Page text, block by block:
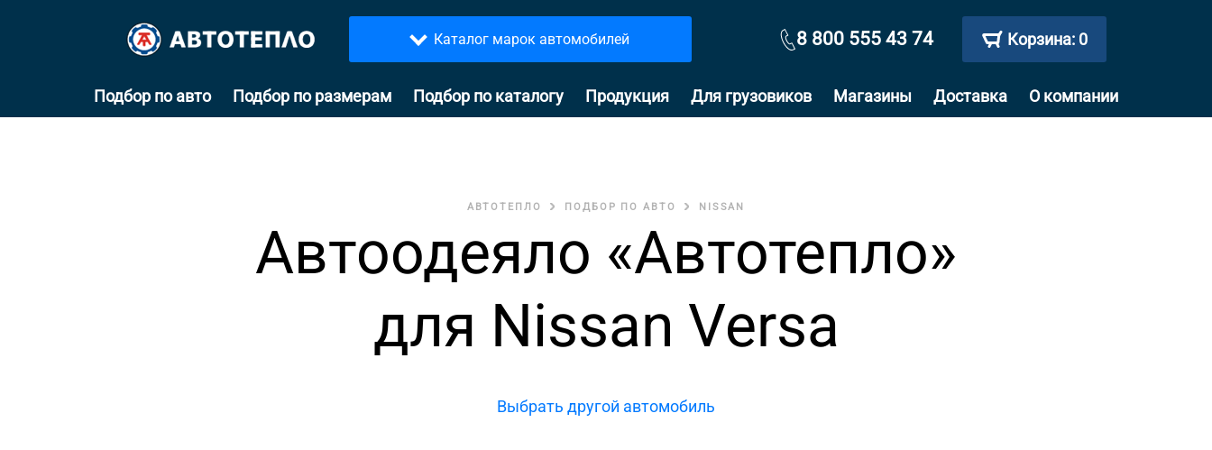
Каталог марок автомобилей 8 800 555 43 74 Корзина: 0
Подбор по авто Подбор по размерам Подбор по каталогу Продукция Для грузовиков Магазины Доставка О компании
АВТОТЕПЛО ПОДБОР ПО АВТО NISSAN
Автоодеяло «Автотепло»
для Nissan Versa
Выбрать другой автомобиль